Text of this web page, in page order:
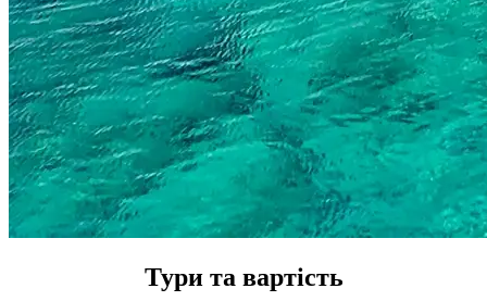
Тури та вартість